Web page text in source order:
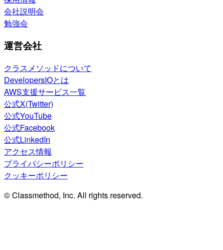
会社説明会
勉強会
運営会社
クラスメソッドについて
DevelopersIOとは
AWS支援サービス一覧
公式X(Twitter)
公式YouTube
公式Facebook
公式LinkedIn
アクセス情報
プライバシーポリシー
クッキーポリシー
© Classmethod, Inc. All rights reserved.